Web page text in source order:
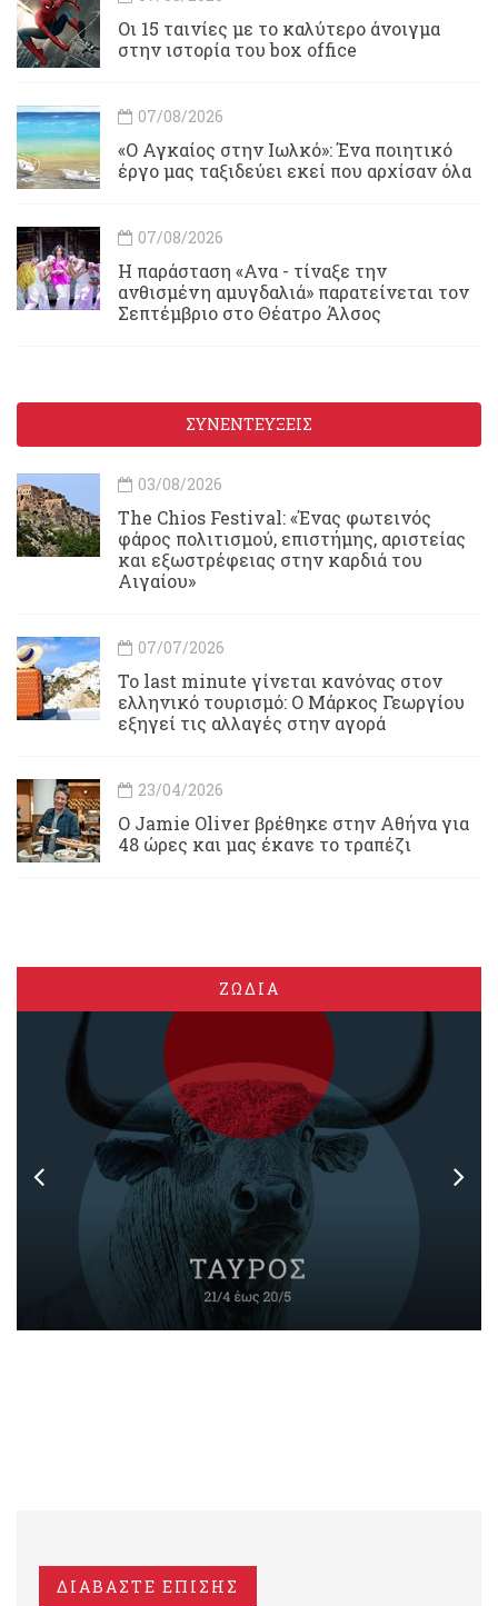
Οι 15 ταινίες με το καλύτερο άνοιγμα
στην ιστορία του box office
07/08/2026
«Ο Αγκαίος στην Ιωλκό»: Ένα ποιητικό
έργο μας ταξιδεύει εκεί που αρχίσαν όλα
07/08/2026
Η παράσταση «Ανα - τίναξε την
ανθισμένη αμυγδαλιά» παρατείνεται τον
Σεπτέμβριο στο Θέατρο Άλσος
ΣΥΝΕΝΤΕΥΞΕΙΣ
03/08/2026
Τhe Chios Festival: «Ένας φωτεινός
φάρος πολιτισμού, επιστήμης, αριστείας
και εξωστρέφειας στην καρδιά του
Αιγαίου»
07/07/2026
Το last minute γίνεται κανόνας στον
ελληνικό τουρισμό: Ο Μάρκος Γεωργίου
εξηγεί τις αλλαγές στην αγορά
23/04/2026
Ο Jamie Oliver βρέθηκε στην Αθήνα για
48 ώρες και μας έκανε το τραπέζι
ΖΩΔΙΑ
ΔΙΑΒΑΣΤΕ ΕΠΙΣΗΣ